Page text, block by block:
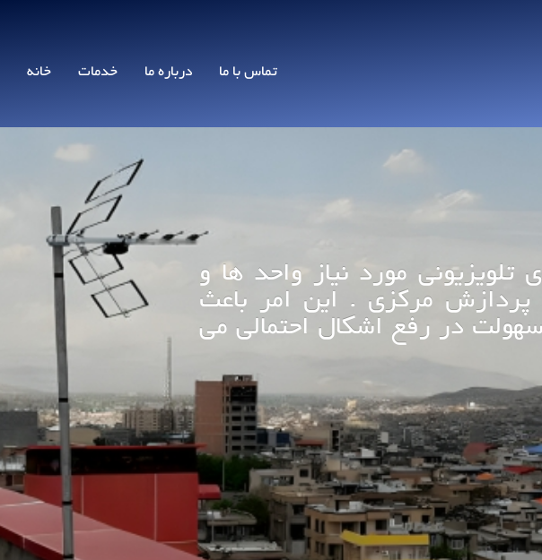
خانه خدمات درباره ما تماس با ما